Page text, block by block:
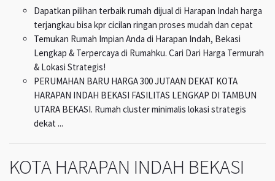
Dapatkan pilihan terbaik rumah dijual di Harapan Indah harga
terjangkau bisa kpr cicilan ringan proses mudah dan cepat
Temukan Rumah Impian Anda di Harapan Indah, Bekasi
Lengkap & Terpercaya di Rumahku. Cari Dari Harga Termurah
& Lokasi Strategis!
PERUMAHAN BARU HARGA 300 JUTAAN DEKAT KOTA
HARAPAN INDAH BEKASI FASILITAS LENGKAP DI TAMBUN
UTARA BEKASI. Rumah cluster minimalis lokasi strategis
dekat ...
KOTA HARAPAN INDAH BEKASI